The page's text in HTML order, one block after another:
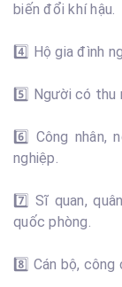
biến đổi khí hậu.
4️⃣ Hộ gia đình
5️⃣ Người có thu
6️⃣ Công nhân,
nghiệp.
7️⃣ Sĩ quan,
quốc phòng.
8️⃣ Cán bộ,